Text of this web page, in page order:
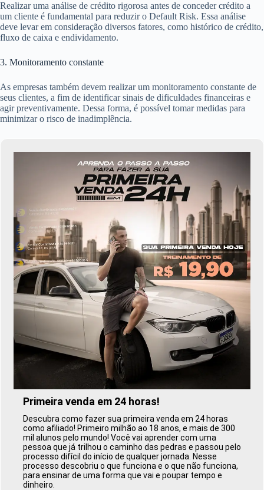
Realizar uma análise de crédito rigorosa antes de conceder crédito a
um cliente é fundamental para reduzir o Default Risk. Essa análise
deve levar em consideração diversos fatores, como histórico de crédito,
fluxo de caixa e endividamento.
3. Monitoramento constante
As empresas também devem realizar um monitoramento constante de
seus clientes, a fim de identificar sinais de dificuldades financeiras e
agir preventivamente. Dessa forma, é possível tomar medidas para
minimizar o risco de inadimplência.
Primeira venda em 24 horas!
Descubra como fazer sua primeira venda em 24 horas
como afiliado! Primeiro milhão ao 18 anos, e mais de 300
mil alunos pelo mundo! Você vai aprender com uma
pessoa que já trilhou o caminho das pedras e passou pelo
processo difícil do início de qualquer jornada. Nesse
processo descobriu o que funciona e o que não funciona,
para ensinar de uma forma que vai e poupar tempo e
dinheiro.